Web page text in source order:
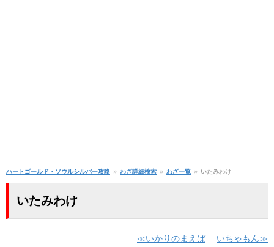
ハートゴールド・ソウルシルバー攻略 わざ詳細検索 わざ一覧 いたみわけ
いたみわけ
いかりのまえば いちゃもん